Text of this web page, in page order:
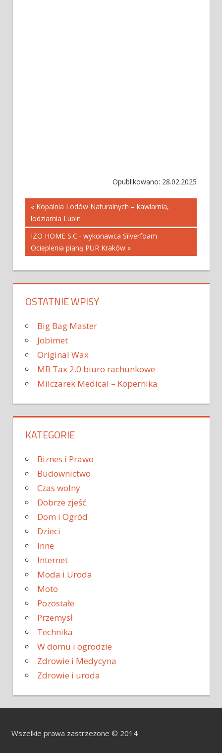
Opublikowano: 28.02.2025
Nawigacja
wpisu
« Kopalnia Lodów Naturalnych – kawiarnia,
lodziarnia Lubin
IZO HOME S.C.- wykonawca Silverfoam
Ocieplenia pianą PUR Kraków »
OSTATNIE WPISY
Big Bag Master
Jobimet
Original Wax
MB Tax 2.0 biuro rachunkowe
Milczarek Medical – Kopernika
KATEGORIE
Biznes i Prawo
Budownictwo
Czas wolny
Dobrze zjeść
Dom i Ogród
Dzieci
Inne
Internet
Moda i Uroda
Moto
Pozostałe
Przemysł
Technika
W domu i ogrodzie
Zdrowie i Medycyna
Zdrowie i uroda
Wszelkie prawa zastrzeżone © 2014